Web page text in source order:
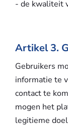
- de kwaliteit
Artikel 3.
Gebruikers
informatie te
contact te
mogen het
legitieme